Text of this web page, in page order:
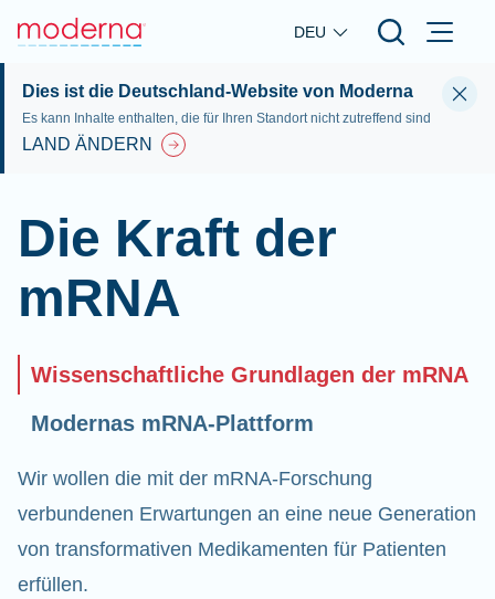
Skip to main content
DEU
Dies ist die Deutschland-Website von Moderna
Es kann Inhalte enthalten, die für Ihren Standort nicht zutreffend sind
LAND ÄNDERN
Die Kraft der
mRNA
Wissenschaftliche Grundlagen der mRNA
Modernas mRNA-Plattform
Wir wollen die mit der mRNA-Forschung
verbundenen Erwartungen an eine neue Generation
von transformativen Medikamenten für Patienten
erfüllen.